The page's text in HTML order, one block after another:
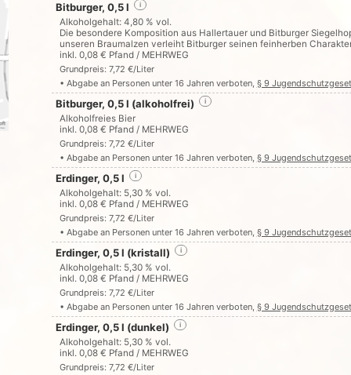
Bitburger, 0,5 l i
Alkoholgehalt: 4,80 % vol.
Die besondere Komposition aus Hallertauer und Bitburger
unseren Braumalzen verleiht Bitburger seinen feinherben
inkl. 0,08 € Pfand / MEHRWEG
Grundpreis: 7,72 €/Liter
• Abgabe an Personen unter 16 Jahren verboten, § 9
Bitburger, 0,5 l (alkoholfrei) i
Alkoholfreies Bier
inkl. 0,08 € Pfand / MEHRWEG
Grundpreis: 7,72 €/Liter
• Abgabe an Personen unter 16 Jahren verboten, § 9
Erdinger, 0,5 l i
Alkoholgehalt: 5,30 % vol.
inkl. 0,08 € Pfand / MEHRWEG
Grundpreis: 7,72 €/Liter
• Abgabe an Personen unter 16 Jahren verboten, § 9
Erdinger, 0,5 l (kristall) i
Alkoholgehalt: 5,30 % vol.
inkl. 0,08 € Pfand / MEHRWEG
Grundpreis: 7,72 €/Liter
• Abgabe an Personen unter 16 Jahren verboten, § 9
Erdinger, 0,5 l (dunkel) i
Alkoholgehalt: 5,30 % vol.
inkl. 0,08 € Pfand / MEHRWEG
Grundpreis: 7,72 €/Liter